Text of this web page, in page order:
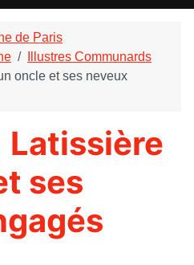
de Paris
Illustres Communards
oncle et ses neveux
Latissière
ses